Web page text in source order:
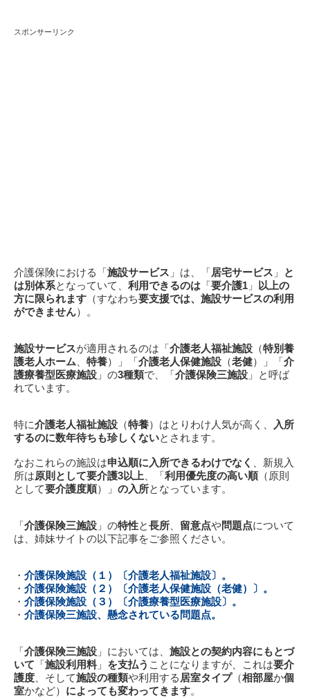
スポンサーリンク
介護保険における「 施設サービス 」は、「 居宅サービス 」
と
は別体系となっていて、 利用できるのは 「 要介護1 」 以上の
方に限られます （すなわち要支援では、施設サービスの利用
ができません）。
施設サービスが適用されるのは「 介護老人福祉施設 （特別養
護老人ホーム、 特養）」「 介護老人保健施設 （老健）」「 介
護療養型医療施設 」の3種類で、「 介護保険三施設 」と呼ば
れています。
特に介護老人福祉施設 （特養）はとりわけ人気が高く、 入所
するのに数年待ちも珍しくないとされます。
なおこれらの施設は申込順に入所できるわけでなく 、新規入
所は原則として要介護3以上、「 利用優先度の高い順 （原則
として要介護度順）」 の入所となっています。
「 介護保険三施設 」の特性と長所、 留意点や問題点について
は、姉妹サイトの以下記事をご参照ください。
・ 介護保険施設（１）〔介護老人福祉施設〕。
・ 介護保険施設（２）〔介護老人保健施設（老健）〕。
・ 介護保険施設（３）〔介護療養型医療施設〕。
・ 介護保険三施設、懸念されている問題点。
「 介護保険三施設 」においては、 施設との契約内容にもとづ
いて 「 施設利用料 」 を支払う ことになりますが、これは要介
護度、そして施設の種類や利用する居室タイプ（相部屋か個
室かなど） によっても変わってきます。